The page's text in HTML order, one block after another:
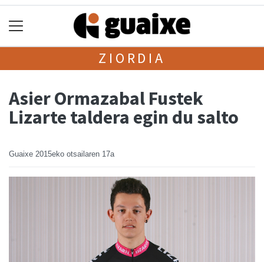
ZIORDIA
Asier Ormazabal Fustek
Lizarte taldera egin du salto
Guaixe 2015eko otsailaren 17a